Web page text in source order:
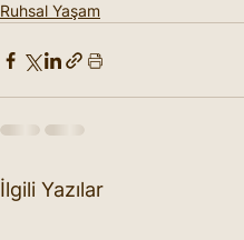
Ruhsal Yaşam
İlgili Yazılar